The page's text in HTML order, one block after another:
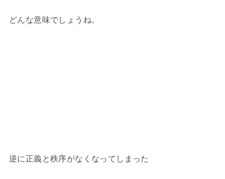
どんな意味でしょうね。
逆に正義と秩序がなくなってしまった